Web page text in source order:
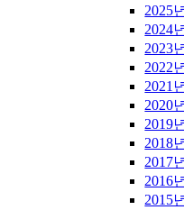
2025년
2024년
2023년
2022년
2021년
2020년
2019년
2018년
2017년
2016년
2015년